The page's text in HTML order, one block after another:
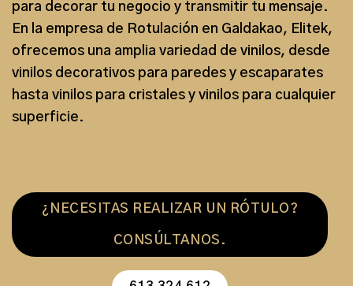
para decorar tu negocio y transmitir tu mensaje.
En la empresa de Rotulación en Galdakao, Elitek,
ofrecemos una amplia variedad de vinilos, desde
vinilos decorativos para paredes y escaparates
hasta vinilos para cristales y vinilos para cualquier
superficie.
¿NECESITAS REALIZAR UN RÓTULO?
CONSÚLTANOS.